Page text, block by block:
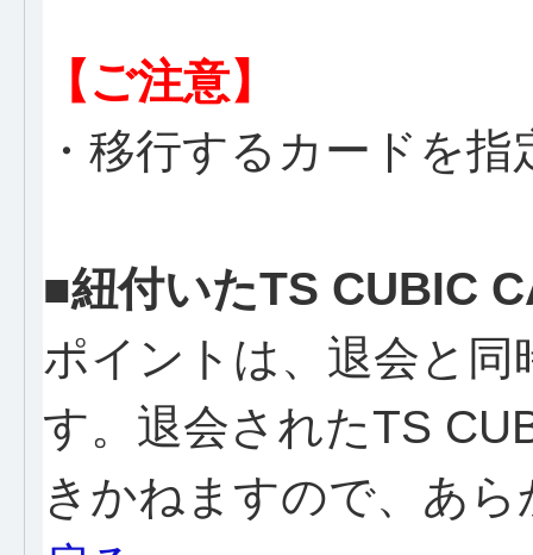
【ご注意】
・移行するカードを
■紐付いたTS CUBIC
ポイントは、退会と
す。退会されたTS
きかねますので、あ